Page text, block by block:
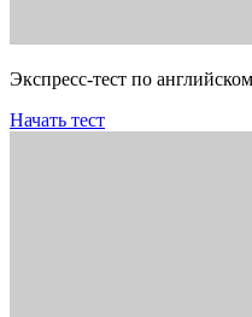
Экспресс-тест по
Начать тест